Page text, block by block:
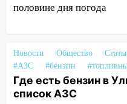
16:12 В
разработают
15:47 Ульяновцы
за абонементы
клуба «Рекорд-
половине дня погода
Новости Общество
#АЗС
#бензин
Где есть бензин в
список АЗС